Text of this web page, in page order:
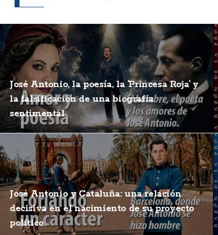
José Antonio, la poesía, la 'Princesa Roja' y
la falsificación de una biografía
sentimental
José Antonio y Cataluña: una relación
decisiva en el nacimiento de su proyecto
político.